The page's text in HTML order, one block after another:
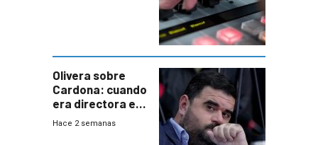
Olivera sobre
Cardona: cuando
era directora en
UTE “no era muy
Hace 2 semanas